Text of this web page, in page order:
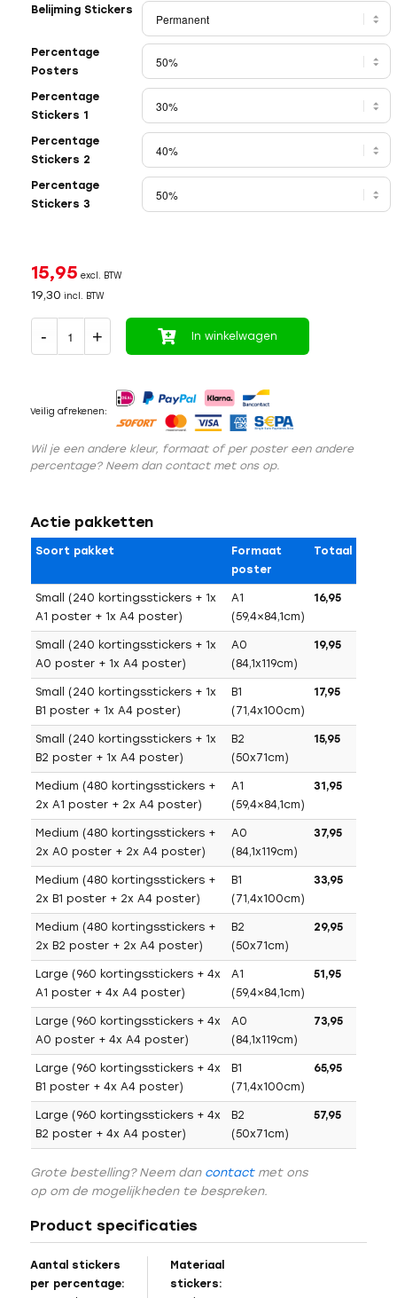
Belijming Stickers
Percentage
Posters
Percentage
Stickers 1
Percentage
Stickers 2
Percentage
Stickers 3
15,95 excl. BTW
19,30 incl. BTW
In winkelwagen
Veilig afrekenen:
Wil je een andere kleur, formaat of per poster een andere
percentage? Neem dan contact met ons op.
Actie pakketten
Soort pakket
Formaat
poster
Totaal
Small (240 kortingsstickers + 1x
A1 poster + 1x A4 poster)
A1
(59,4×84,1cm)
16,95
Small (240 kortingsstickers + 1x
A0 poster + 1x A4 poster)
A0
(84,1x119cm)
19,95
Small (240 kortingsstickers + 1x
B1 poster + 1x A4 poster)
B1
(71,4x100cm)
17,95
Small (240 kortingsstickers + 1x
B2 poster + 1x A4 poster)
B2
(50x71cm)
15,95
Medium (480 kortingsstickers +
2x A1 poster + 2x A4 poster)
A1
(59,4×84,1cm)
31,95
Medium (480 kortingsstickers +
2x A0 poster + 2x A4 poster)
A0
(84,1x119cm)
37,95
Medium (480 kortingsstickers +
2x B1 poster + 2x A4 poster)
B1
(71,4x100cm)
33,95
Medium (480 kortingsstickers +
2x B2 poster + 2x A4 poster)
B2
(50x71cm)
29,95
Large (960 kortingsstickers + 4x
A1 poster + 4x A4 poster)
A1
(59,4×84,1cm)
51,95
Large (960 kortingsstickers + 4x
A0 poster + 4x A4 poster)
A0
(84,1x119cm)
73,95
Large (960 kortingsstickers + 4x
B1 poster + 4x A4 poster)
B1
(71,4x100cm)
65,95
Large (960 kortingsstickers + 4x
B2 poster + 4x A4 poster)
B2
(50x71cm)
57,95
Grote bestelling? Neem dan contactmet ons
op om de mogelijkheden te bespreken.
Product specificaties
Aantal stickers
per percentage:
Materiaal
stickers: